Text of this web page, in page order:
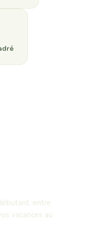
entre
vacances au